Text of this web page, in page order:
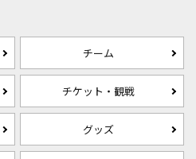
チーム
チケット・観戦
グッズ